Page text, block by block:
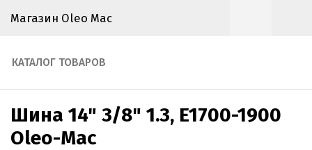
Магазин Oleo Mac
КАТАЛОГ ТОВАРОВ
Шина 14" 3/8" 1.3, E1700-1900
Oleo-Mac